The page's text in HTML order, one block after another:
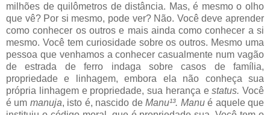
milhões de quilômetros de distância. Mas, é mesmo o olho
que vê? Por si mesmo, pode ver? Não. Você deve aprender
como conhecer os outros e mais ainda como conhecer a si
mesmo. Você tem curiosidade sobre os outros. Mesmo uma
pessoa que venhamos a conhecer casualmente num vagão
de estrada de ferro indaga sobre casos de família,
propriedade e linhagem, embora ela não conheça sua
própria linhagem e propriedade, sua herança estatus. Você
é um manuja, isto é, nascido deManu¹³. Manué aquele que